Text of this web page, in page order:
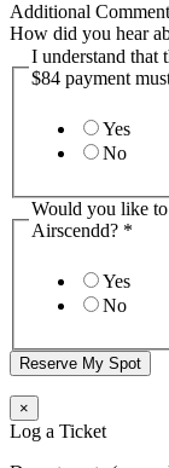
Additional
How did you hear
I understand that
$84 payment
Yes
No
Would you like
Airscendd? *
Yes
No
Reserve My Spot
×
Log a Ticket